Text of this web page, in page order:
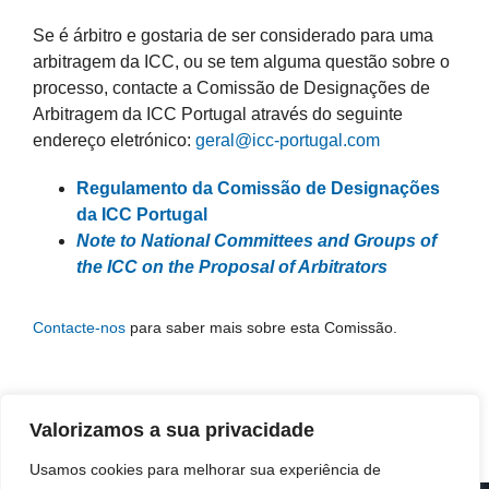
Valorizamos a sua privacidade
Usamos cookies para melhorar sua experiência de
Se é árbitro e gostaria de ser considerado para uma
arbitragem da ICC, ou se tem alguma questão sobre o
processo, contacte a Comissão de Designações de
Arbitragem da ICC Portugal através do seguinte
endereço eletrónico: geral@icc-portugal.com
Regulamento da Comissão de Designações
da ICC Portugal
Note to National Committees and Groups of
the ICC on the Proposal of Arbitrators
Contacte-nospara saber mais sobre esta Comissão.